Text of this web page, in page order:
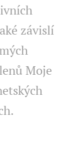
závislí
Moje